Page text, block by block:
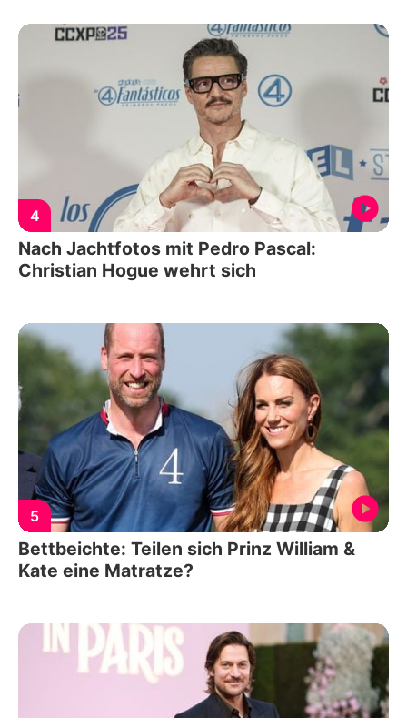
4
Nach Jachtfotos mit Pedro Pascal:
Christian Hogue wehrt sich
5
Bettbeichte: Teilen sich Prinz William &
Kate eine Matratze?